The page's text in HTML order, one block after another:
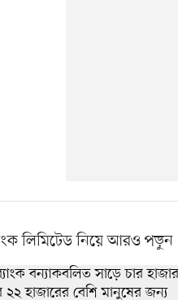
লিমিটেড নিয়ে আরও পড়ুন